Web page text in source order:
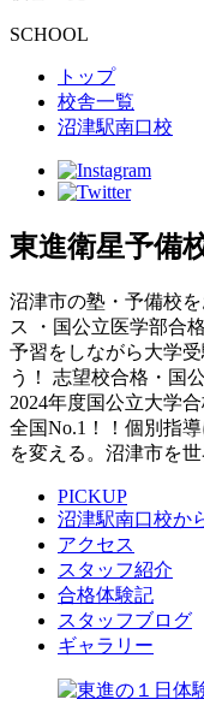
SCHOOL
トップ
校舎一覧
沼津駅南口校
東進衛星予備
沼津市の塾・予備校
ス ・国公立医学部合
予習をしながら大学
う！ 志望校合格・国
2024年度国公立大学
全国No.1！！個別指
を変える。沼津市を
PICKUP
沼津駅南口校か
アクセス
スタッフ紹介
合格体験記
スタッフブログ
ギャラリー